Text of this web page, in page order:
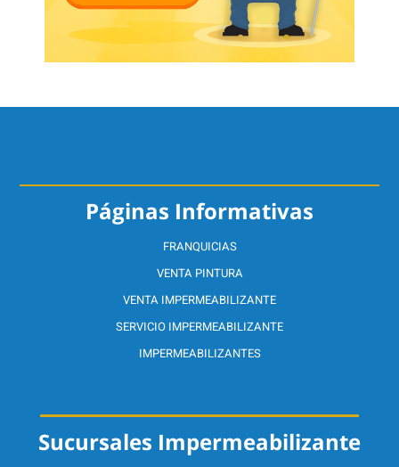
Sucursales Impermeabilizante
Páginas Informativas
FRANQUICIAS
VENTA PINTURA
VENTA IMPERMEABILIZANTE
SERVICIO IMPERMEABILIZANTE
IMPERMEABILIZANTES